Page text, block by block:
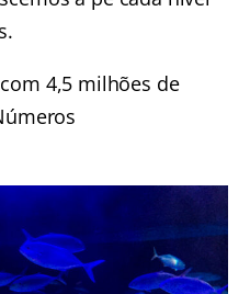
4,5 milhões de